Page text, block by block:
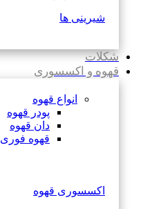
شیرینی ها
شکلات
قهوه و اکسسوری
انواع قهوه
پودر قهوه
دان قهوه
قهوه فوری
اکسسوری قهوه